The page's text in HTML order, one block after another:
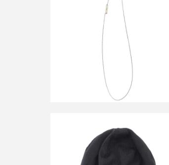
ディオールオム PARISプレートネック
詳しく見る
ディオールオム 2006AW BEE ビーニー